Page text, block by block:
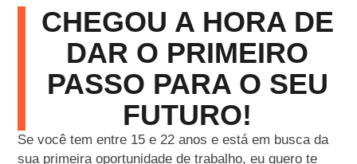
CHEGOU A HORA DE
DAR O PRIMEIRO
PASSO PARA O SEU
FUTURO!
Se você tem entre 15 e 22 anos e está em busca da
sua primeira oportunidade de trabalho, eu quero te